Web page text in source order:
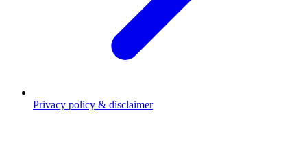
Privacy policy & disclaimer